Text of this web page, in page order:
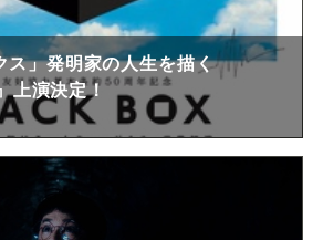
ス」発明家の人生を描く
上演決定！